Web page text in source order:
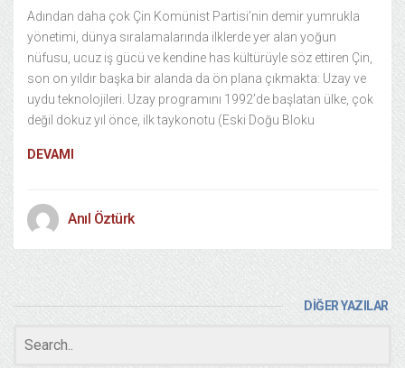
Adından daha çok Çin Komünist Partisi’nin demir yumrukla
yönetimi, dünya sıralamalarında ilklerde yer alan yoğun
nüfusu, ucuz iş gücü ve kendine has kültürüyle söz ettiren Çin,
son on yıldır başka bir alanda da ön plana çıkmakta: Uzay ve
uydu teknolojileri. Uzay programını 1992’de başlatan ülke, çok
değil dokuz yıl önce, ilk taykonotu (Eski Doğu Bloku
DEVAMI
Anıl Öztürk
DİĞER YAZILAR